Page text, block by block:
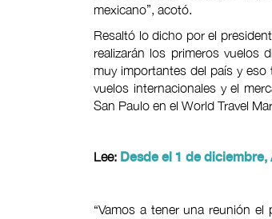
mexicano”, acotó.
Resaltó lo dicho por el
realizarán los primeros vuelos
muy importantes del país y
vuelos internacionales y el
San Paulo en el World Travel
Lee: Desde el 1 de
“Vamos a tener una reunión